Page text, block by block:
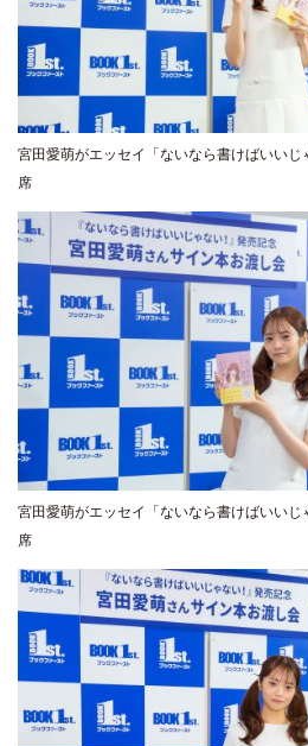
宮田愛萌がエッセイ「ないなら書けばいい
席
宮田愛萌がエッセイ「ないなら書けばいい
席